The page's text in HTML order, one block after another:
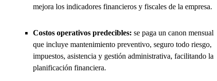
mejora los indicadores financieros y fiscales de la empresa.
Costos operativos predecibles: se paga un canon mensual
que incluye mantenimiento preventivo, seguro todo riesgo,
impuestos, asistencia y gestión administrativa, facilitando la
planificación financiera.